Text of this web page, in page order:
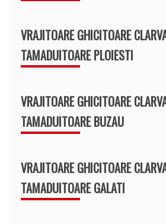
VRAJITOARE GHICITOARE
TAMADUITOARE PLOIESTI
VRAJITOARE GHICITOARE
TAMADUITOARE BUZAU
VRAJITOARE GHICITOARE
TAMADUITOARE GALATI